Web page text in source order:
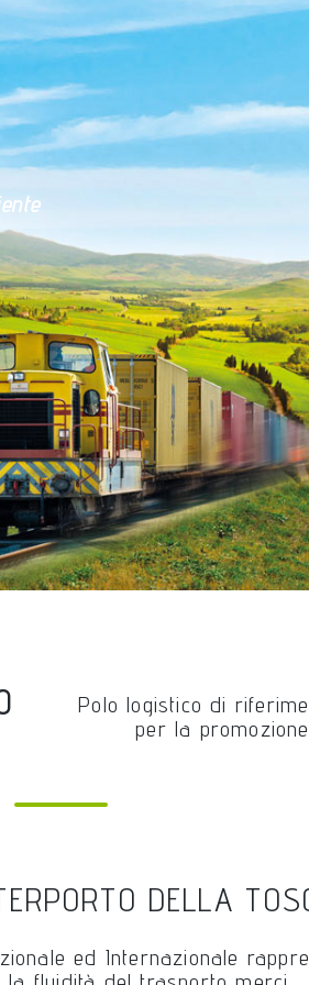
INTEMODALE
l'infrastruttura
Polo logistico di
per la
DELLA
ed Internazionale